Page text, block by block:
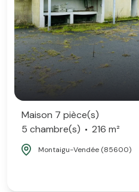
Maison 7 pièce(s)
5 chambre(s)
216 m²
Montaigu-Vendée (85600)